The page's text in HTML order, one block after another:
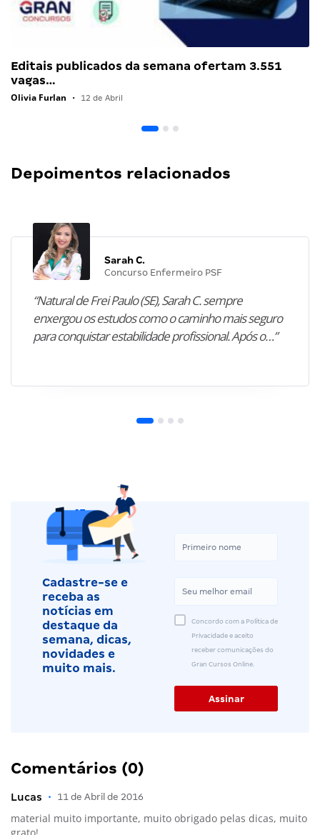
Editais publicados da semana ofertam 3.551
vagas…
Olivia Furlan • 12 de Abril
Depoimentos relacionados
Sarah C.
Concurso Enfermeiro PSF
“Natural de Frei Paulo (SE), Sarah C. sempre
enxergou os estudos como o caminho mais seguro
para conquistar estabilidade profissional. Após o…”
Cadastre-se e
receba as
notícias em
destaque da
semana, dicas,
novidades e
muito mais.
Concordo com a Política de
Privacidade e aceito
receber comunicações do
Gran Cursos Online.
Comentários (0)
Lucas • 11 de Abril de 2016
material muito importante, muito obrigado pelas dicas, muito